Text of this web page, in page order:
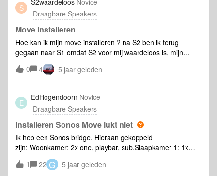
inderdaad niet als surround speakers worden ingezet? (Wat
mijn koop min of meer tot een gedeeltelijke miskoop maakt
;-( ) Thanks! Ronald
S
Draagbare Speakers
Move installeren
Hoe kan ik mijn move installeren ? na S2 ben ik terug
gegaan naar S1 omdat S2 voor mij waardeloos is, mijn
connect werkte niet meer dus geen platen meer afspelen,
ook spotify was en drama met S2..Maar nu krijg ik met geen
mogelijkheid mijn Move weer op S1….. SONOS WAAR BEN
JE MEE BEZIG&gt;&gt;&gt;&gt;&gt;» altijd positief geweest
maar denk er nu over om alles weg te doen…. help help
0 4 5 jaar geleden
E
EdHogendoorn Novice
Draagbare Speakers
installeren Sonos Move lukt niet
Ik heb een Sonos bridge. Hieraan gekoppeld
zijn: Woonkamer: 2x one, playbar, sub.Slaapkamer 1: 1x
play1Slaapkamer 2: 1x play3Nu heb ik een Sonos Move
gekocht en deze krijg ik niet geïnstalleerd. Hoe komt dit?
1 22 G 5 jaar geleden